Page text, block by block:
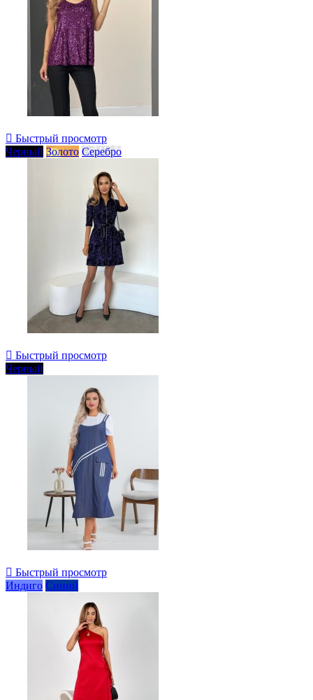
 Быстрый просмотр
Черный Золото Серебро
 Быстрый просмотр
Черный
 Быстрый просмотр
Индиго Синий